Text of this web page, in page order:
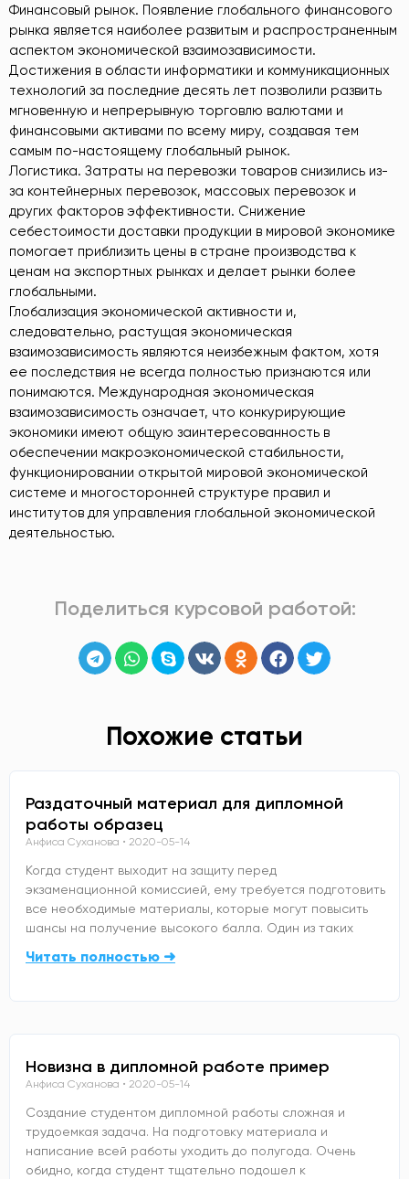
Финансовый рынок. Появление глобального финансового
рынка является наиболее развитым и распространенным
аспектом экономической взаимозависимости.
Достижения в области информатики и коммуникационных
технологий за последние десять лет позволили развить
мгновенную и непрерывную торговлю валютами и
финансовыми активами по всему миру, создавая тем
самым по-настоящему глобальный рынок.
Логистика. Затраты на перевозки товаров снизились из-
за контейнерных перевозок, массовых перевозок и
других факторов эффективности. Снижение
себестоимости доставки продукции в мировой экономике
помогает приблизить цены в стране производства к
ценам на экспортных рынках и делает рынки более
глобальными.
Глобализация экономической активности и,
следовательно, растущая экономическая
взаимозависимость являются неизбежным фактом, хотя
ее последствия не всегда полностью признаются или
понимаются. Международная экономическая
взаимозависимость означает, что конкурирующие
экономики имеют общую заинтересованность в
обеспечении макроэкономической стабильности,
функционировании открытой мировой экономической
системе и многосторонней структуре правил и
институтов для управления глобальной экономической
деятельностью.
Поделиться курсовой работой:
Похожие статьи
Раздаточный материал для дипломной
работы образец
Анфиса Суханова 2020-05-14
Когда студент выходит на защиту перед
экзаменационной комиссией, ему требуется подготовить
все необходимые материалы, которые могут повысить
шансы на получение высокого балла. Один из таких
Читать полностью ➜
Новизна в дипломной работе пример
Анфиса Суханова 2020-05-14
Создание студентом дипломной работы сложная и
трудоемкая задача. На подготовку материала и
написание всей работы уходить до полугода. Очень
обидно, когда студент тщательно подошел к